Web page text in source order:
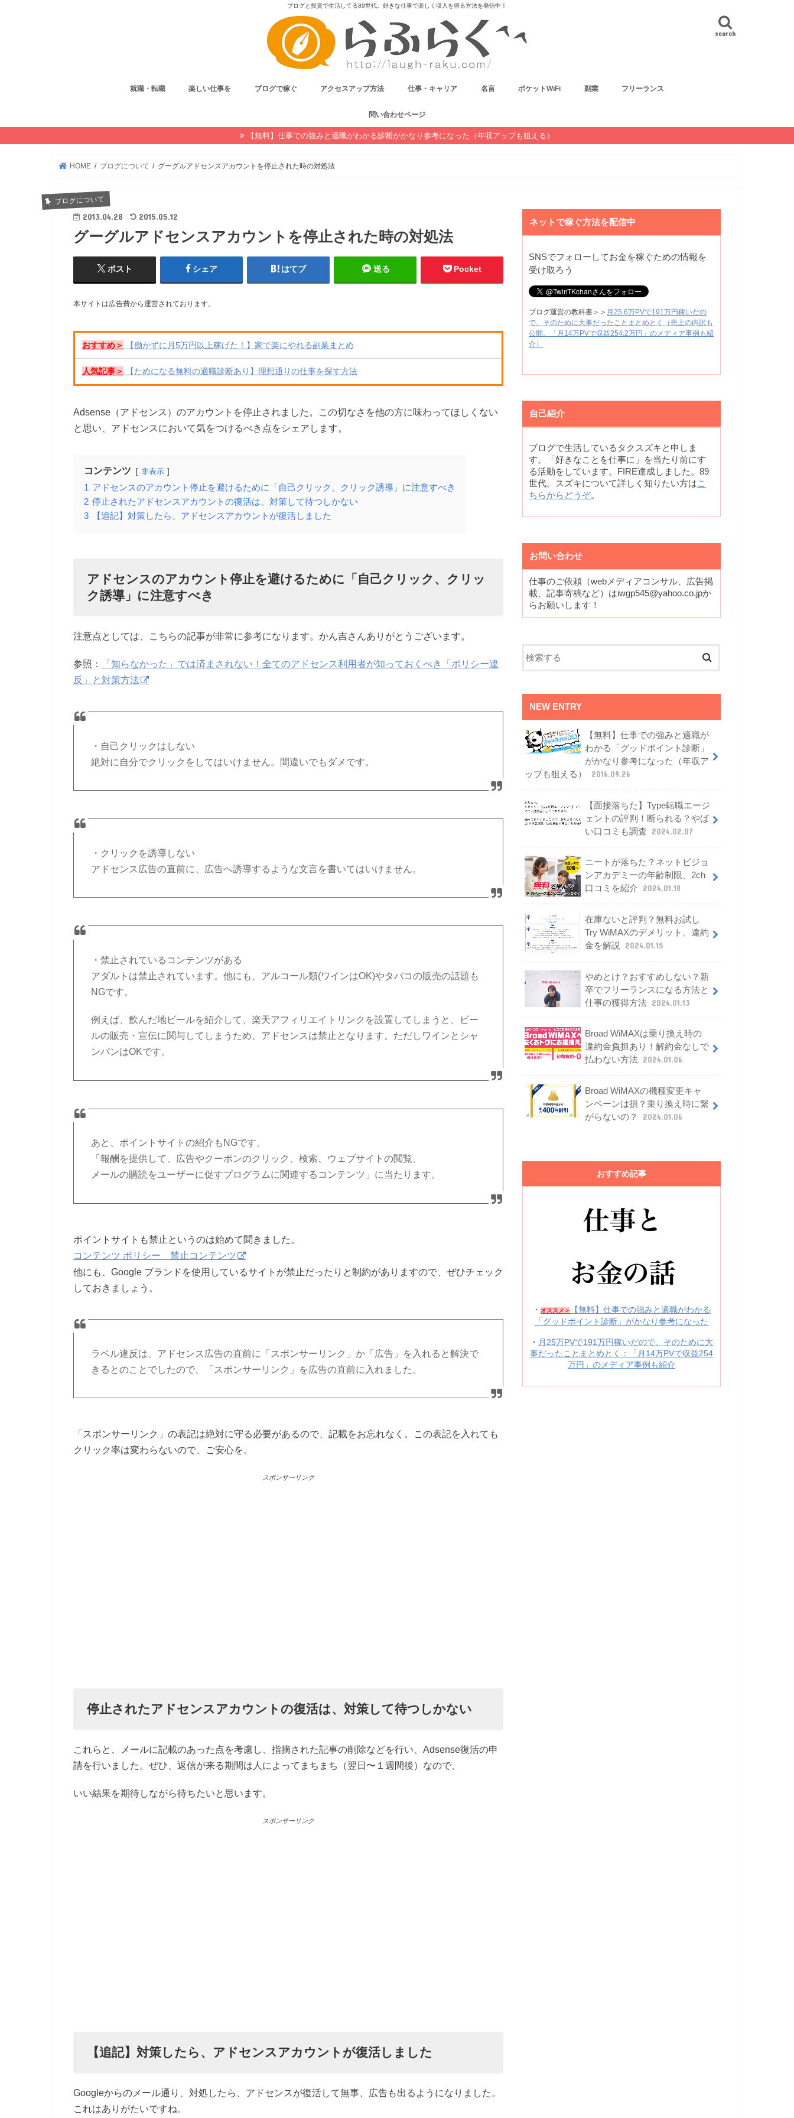
ブログと投資で生活してる89世代。好きな仕事で楽しく収入を得る方法を発信中！
search
就職・転職 楽しい仕事を ブログで稼ぐ アクセスアップ方法 仕事・キャリア 名言 ポケットWiFi 副業 フリーランス
問い合わせページ
【無料】仕事での強みと適職がわかる診断がかなり参考になった（年収アップも狙える）
HOME ブログについて グーグルアドセンスアカウントを停止された時の対処法
ブログについて
2013.04.28 2015.05.12
グーグルアドセンスアカウントを停止された時の対処法
ポスト シェア はてブ 送る Pocket
本サイトは広告費から運営されております。
おすすめ＞ 【働かずに月5万円以上稼げた！】家で楽にやれる副業まとめ
人気記事＞ 【ためになる無料の適職診断あり】理想通りの仕事を探す方法
Adsense（アドセンス）のアカウントを停止されました。この切なさを他の方に味わってほしくない
と思い、アドセンスにおいて気をつけるべき点をシェアします。
コンテンツ 非表示
1 アドセンスのアカウント停止を避けるために「自己クリック、クリック誘導」に注意すべき
2 停止されたアドセンスアカウントの復活は、対策して待つしかない
3
【追記】対策したら、アドセンスアカウントが復活しました
アドセンスのアカウント停止を避けるために「自己クリック、クリッ
ク誘導」に注意すべき
注意点としては、こちらの記事が非常に参考になります。かん吉さんありがとうございます。
参照：
「知らなかった」では済まされない！全てのアドセンス利用者が知っておくべき「ポリシー違
反」と対策方法
・自己クリックはしない
絶対に自分でクリックをしてはいけません。間違いでもダメです。
・クリックを誘導しない
アドセンス広告の直前に、広告へ誘導するような文言を書いてはいけません。
・禁止されているコンテンツがある
アダルトは禁止されています。他にも、アルコール類(ワインはOK)やタバコの販売の話題も
NGです。
例えば、飲んだ地ビールを紹介して、楽天アフィリエイトリンクを設置してしまうと、ビー
ルの販売・宣伝に関与してしまうため、アドセンスは禁止となります。ただしワインとシャ
ンパンはOKです。
あと、ポイントサイトの紹介もNGです。
「報酬を提供して、広告やクーポンのクリック、検索、ウェブサイトの閲覧、
メールの購読をユーザーに促すプログラムに関連するコンテンツ」に当たります。
ポイントサイトも禁止というのは始めて聞きました。
コンテンツ ポリシー 禁止コンテンツ
他にも、Google ブランドを使用しているサイトが禁止だったりと制約がありますので、ぜひチェック
しておきましょう。
ラベル違反は、アドセンス広告の直前に「スポンサーリンク」か「広告」を入れると解決で
きるとのことでしたので、「スポンサーリンク」を広告の直前に入れました。
「スポンサーリンク」の表記は絶対に守る必要があるので、記載をお忘れなく。この表記を入れても
クリック率は変わらないので、ご安心を。
スポンサーリンク
停止されたアドセンスアカウントの復活は、対策して待つしかない
これらと、メールに記載のあった点を考慮し、指摘された記事の削除などを行い、Adsense復活の申
請を行いました。ぜひ、返信が来る期間は人によってまちまち（翌日〜１週間後）なので、
いい結果を期待しながら待ちたいと思います。
スポンサーリンク
【追記】対策したら、アドセンスアカウントが復活しました
Googleからのメール通り、対処したら、アドセンスが復活して無事、広告も出るようになりました。
これはありがたいですね。
ネットで稼ぐ方法を配信中
SNSでフォローしてお金を稼ぐための情報を
受け取ろう
ブログ運営の教科書＞＞ 月25.6万PVで191万円稼いだの
で、そのために大事だったことまとめとく（売上の内訳も
公開。「月14万PVで収益254.2万円」のメディア事例も紹
介）
自己紹介
ブログで生活しているタクスズキと申しま
す。「好きなことを仕事に」を当たり前にす
る活動をしています。FIRE達成しました。89
世代。スズキについて詳しく知りたい方はこ
ちらからどうぞ。
お問い合わせ
仕事のご依頼（webメディアコンサル、広告掲
載、記事寄稿など）はiwgp545@yahoo.co.jpか
らお願いします！
NEW ENTRY
【無料】仕事での強みと適職が
わかる「グッドポイント診断」
がかなり参考になった（年収ア
ップも狙える）
2016.09.26
【面接落ちた】Type転職エージ
ェントの評判！断られる？やば
い口コミも調査
2024.02.07
ニートが落ちた？ネットビジョ
ンアカデミーの年齢制限、2ch
口コミを紹介
2024.01.18
在庫ないと評判？無料お試し
Try WiMAXのデメリット、違約
金を解説
2024.01.15
やめとけ？おすすめしない？新
卒でフリーランスになる方法と
仕事の獲得方法 2024.01.13
Broad WiMAXは乗り換え時の
違約金負担あり！解約金なしで
払わない方法 2024.01.06
Broad WiMAXの機種変更キャ
ンペーンは損？乗り換え時に繋
がらないの？
2024.01.06
おすすめ記事
・ オススメ＞
【無料】仕事での強みと適職がわかる
「グッドポイント診断」がかなり参考になった
・ 月25万PVで191万円稼いだので、そのために大
事だったことまとめとく：「月14万PVで収益254
万円」のメディア事例も紹介